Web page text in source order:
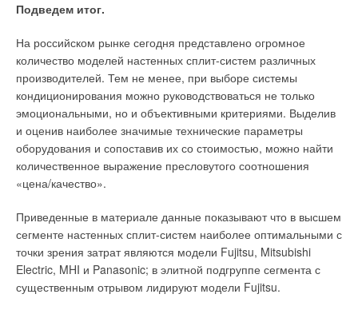
Подведем итог.
На российском рынке сегодня представлено огромное
количество моделей настенных сплит-систем различных
производителей. Тем не менее, при выборе системы
кондиционирования можно руководствоваться не только
эмоциональными, но и объективными критериями. Выделив
и оценив наиболее значимые технические параметры
оборудования и сопоставив их со стоимостью, можно найти
количественное выражение пресловутого соотношения
«цена/качество».
Приведенные в материале данные показывают что в высшем
сегменте настенных сплит-систем наиболее оптимальными с
точки зрения затрат являются модели Fujitsu, Mitsubishi
Electric, MHI и Panasonic; в элитной подгруппе сегмента с
существенным отрывом лидируют модели Fujitsu.
газовыделения в течение суток. Осадок подают в верхнюю
Максимальное удаление друг от друга трубопроводов
подачи и выгрузки предотвращает попадание несброженного
осадка в выгружаемую массу и, как уже говорилось,
позволяет замедлить процесс накопления песка, который
вместе с осадком из первичных отстойников попадает в
метантенк.
Вследствие того, что газ поступает из сооружения
неравномерно, целесообразно на тупиковых концах сети
gas — газ и holder — держатель), которые выравнивают
давление газа в сети. Для приема газа из метантенков
используют так называемые мокрые газгольдеры, каждый из
которых состоит из резервуара, заполненного водой, и
одного (колокол) или двух (колокол и телескоп) подвижных